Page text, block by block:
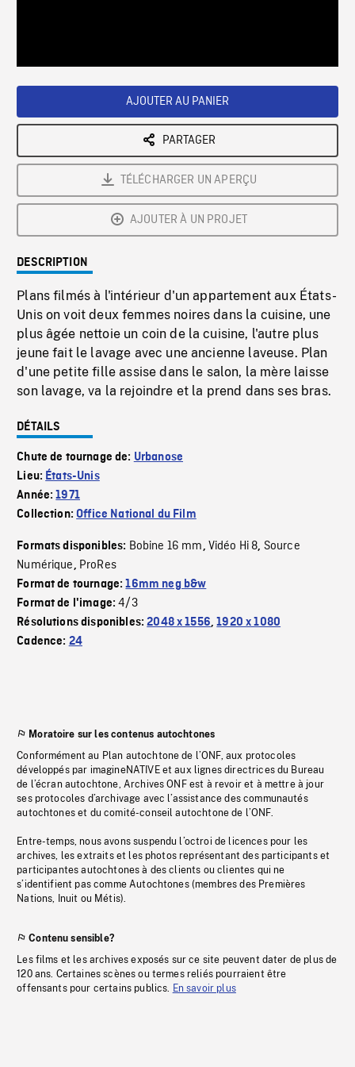
AJOUTER AU PANIER
PARTAGER
TÉLÉCHARGER UN APERÇU
AJOUTER À UN PROJET
DESCRIPTION
Plans filmés à l'intérieur d'un appartement aux États-
Unis on voit deux femmes noires dans la cuisine, une
plus âgée nettoie un coin de la cuisine, l'autre plus
jeune fait le lavage avec une ancienne laveuse. Plan
d'une petite fille assise dans le salon, la mère laisse
son lavage, va la rejoindre et la prend dans ses bras.
DÉTAILS
Chute de tournage de: Urbanose
Lieu: États-Unis
Année:1971
Collection:Office National du Film
Formats disponibles: Bobine 16 mm, Vidéo Hi 8, Source
Numérique, ProRes
Format de tournage:16mm neg b&w
Format de l'image:4/3
Résolutions disponibles:2048 x 1556,1920 x 1080
Cadence: 24
Moratoire sur les contenus autochtones
Conformément au Plan autochtone de l’ONF, aux protocoles
développés par imagineNATIVE et aux lignes directrices du Bureau
de l’écran autochtone, Archives ONF est à revoir et à mettre à jour
ses protocoles d’archivage avec l’assistance des communautés
autochtones et du comité-conseil autochtone de l’ONF.
Entre-temps, nous avons suspendu l’octroi de licences pour les
archives, les extraits et les photos représentant des participants et
participantes autochtones à des clients ou clientes qui ne
s’identifient pas comme Autochtones (membres des Premières
Nations, Inuit ou Métis).
Contenu sensible?
Les films et les archives exposés sur ce site peuvent dater de plus de
120 ans. Certaines scènes ou termes reliés pourraient être
offensants pour certains publics. En savoir plus